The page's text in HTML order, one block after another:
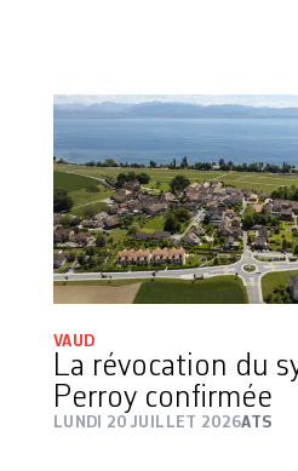
VAUD
La révocation du
Perroy confirmée
LUNDI 20 JUILLET 2026ATS